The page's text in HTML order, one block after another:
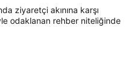
ziyaretçi akınına karşı
odaklanan rehber niteliğinde